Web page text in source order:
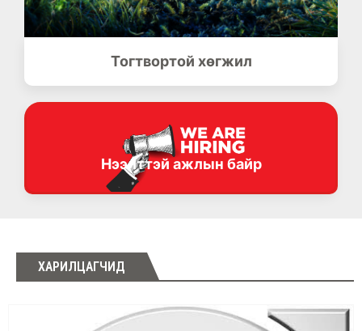
Тогтвортой хөгжил
Нээлттэй ажлын байр
ХАРИЛЦАГЧИД